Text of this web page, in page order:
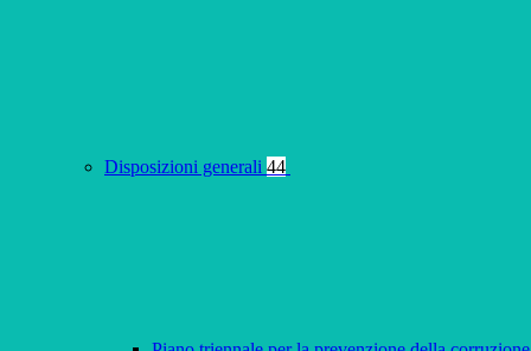
Disposizioni generali 44